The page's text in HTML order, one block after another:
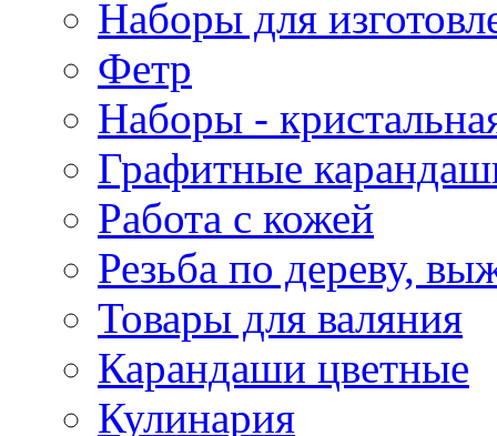
Наборы для
Фетр
Наборы -
Графитные
Работа с кожей
Резьба по дереву,
Товары для валяния
Карандаши цветные
Кулинария